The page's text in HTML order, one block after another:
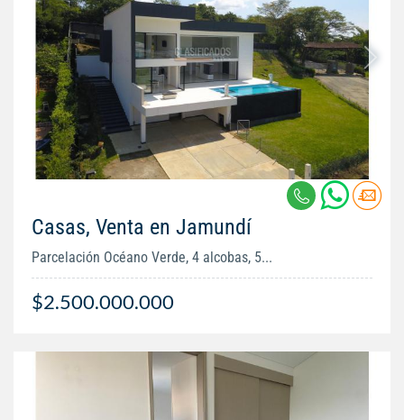
Casas, Venta en Jamundí
Parcelación Océano Verde, 4 alcobas, 5...
$2.500.000.000